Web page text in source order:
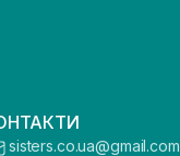
sisters.co.ua@gmail.com